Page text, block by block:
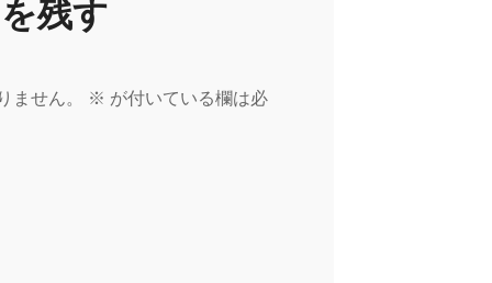
残す
せん。 ※ が付いている欄は必